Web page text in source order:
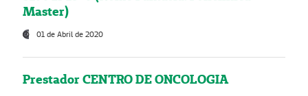
Master)
01 de Abril de 2020
Prestador CENTRO DE ONCOLOGIA